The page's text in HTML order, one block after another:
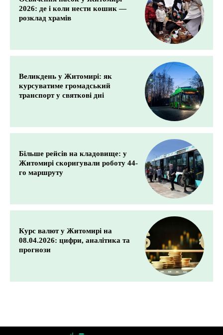
2026: де і коли нести кошик —
розклад храмів
Великдень у Житомирі: як
курсуватиме громадський
транспорт у святкові дні
Більше рейсів на кладовище: у
Житомирі скоригували роботу 44-
го маршруту
Курс валют у Житомирі на
08.04.2026: цифри, аналітика та
прогнози